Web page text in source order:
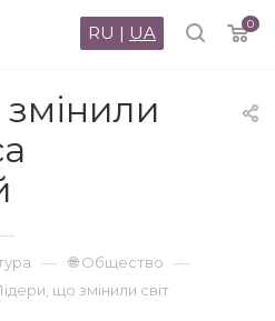
0
RU | UA
— 🌐 Общество —
що змінили світ